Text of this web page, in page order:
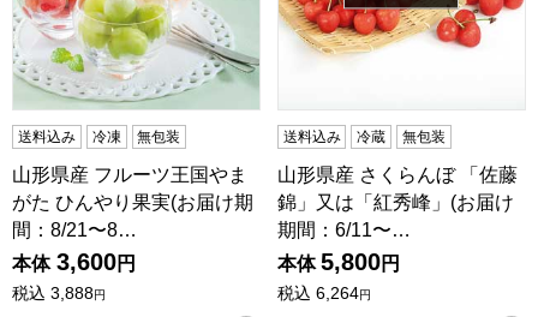
送料込み 冷凍 無包装
山形県産 フルーツ王国やま
がた ひんやり果実(お届け期
間：8/21〜8…
本体 3,600円
税込 3,888円
送料込み 冷蔵 無包装
山形県産 さくらんぼ 「佐藤
錦」又は「紅秀峰」(お届け
期間：6/11〜…
本体 5,800円
税込 6,264円